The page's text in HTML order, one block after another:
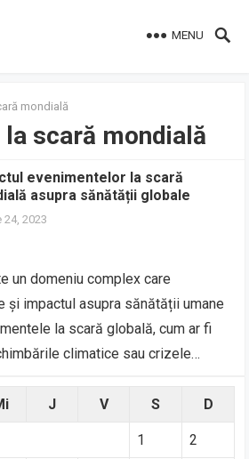
MENU
mondială
la scară mondială
evenimentelor la scară
asupra sănătății globale
24, 2023
un domeniu complex care
și impactul asupra sănătății umane
la scară globală, cum ar fi
climatice sau crizele…
J V S D
1 2